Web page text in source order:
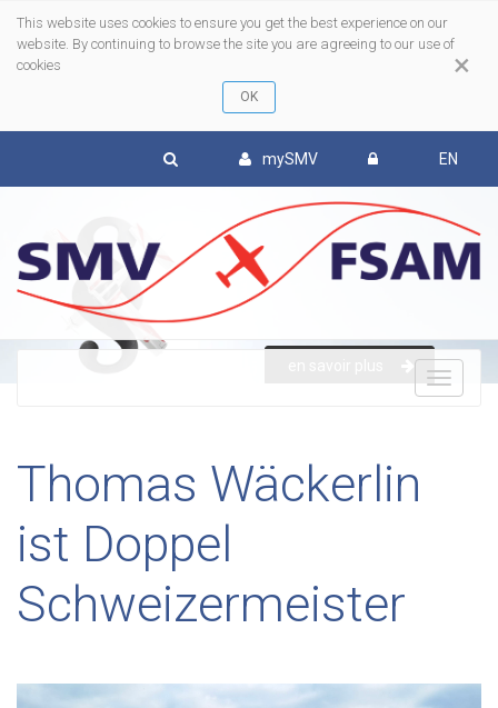
×
This website uses cookies to ensure you get the best experience on our
website. By continuing to browse the site you are agreeing to our use of
cookies
mySMV EN
Thomas Wäckerlin
ist Doppel
Schweizermeister